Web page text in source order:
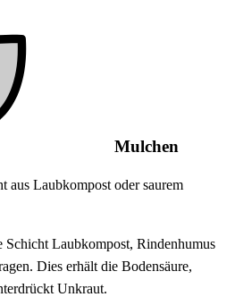
Mulchen
aus Laubkompost oder saurem
Laubkompost, Rindenhumus
Dies erhält die Bodensäure,
Unkraut.